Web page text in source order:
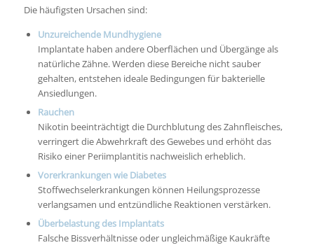
Die häufigsten Ursachen sind:
Unzureichende Mundhygiene
Implantate haben andere Oberflächen und Übergänge als
natürliche Zähne. Werden diese Bereiche nicht sauber
gehalten, entstehen ideale Bedingungen für bakterielle
Ansiedlungen.
Rauchen
Nikotin beeinträchtigt die Durchblutung des Zahnfleisches,
verringert die Abwehrkraft des Gewebes und erhöht das
Risiko einer Periimplantitis nachweislich erheblich.
Vorerkrankungen wie Diabetes
Stoffwechselerkrankungen können Heilungsprozesse
verlangsamen und entzündliche Reaktionen verstärken.
Überbelastung des Implantats
Falsche Bissverhältnisse oder ungleichmäßige Kaukräfte